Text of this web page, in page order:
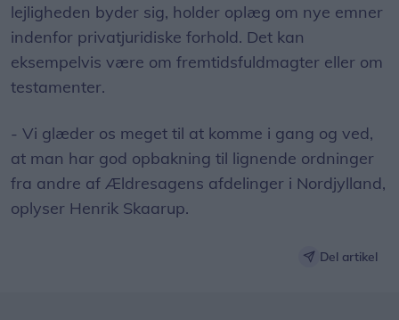
lejligheden byder sig, holder oplæg om nye emner
indenfor privatjuridiske forhold. Det kan
eksempelvis være om fremtidsfuldmagter eller om
testamenter.
- Vi glæder os meget til at komme i gang og ved,
at man har god opbakning til lignende ordninger
fra andre af Ældresagens afdelinger i Nordjylland,
oplyser Henrik Skaarup.
Del artikel